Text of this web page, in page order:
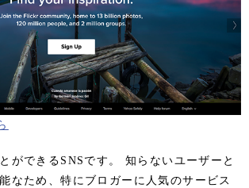
ができるSNSです。 知らないユーザーと
なため、特にブロガーに人気のサービス